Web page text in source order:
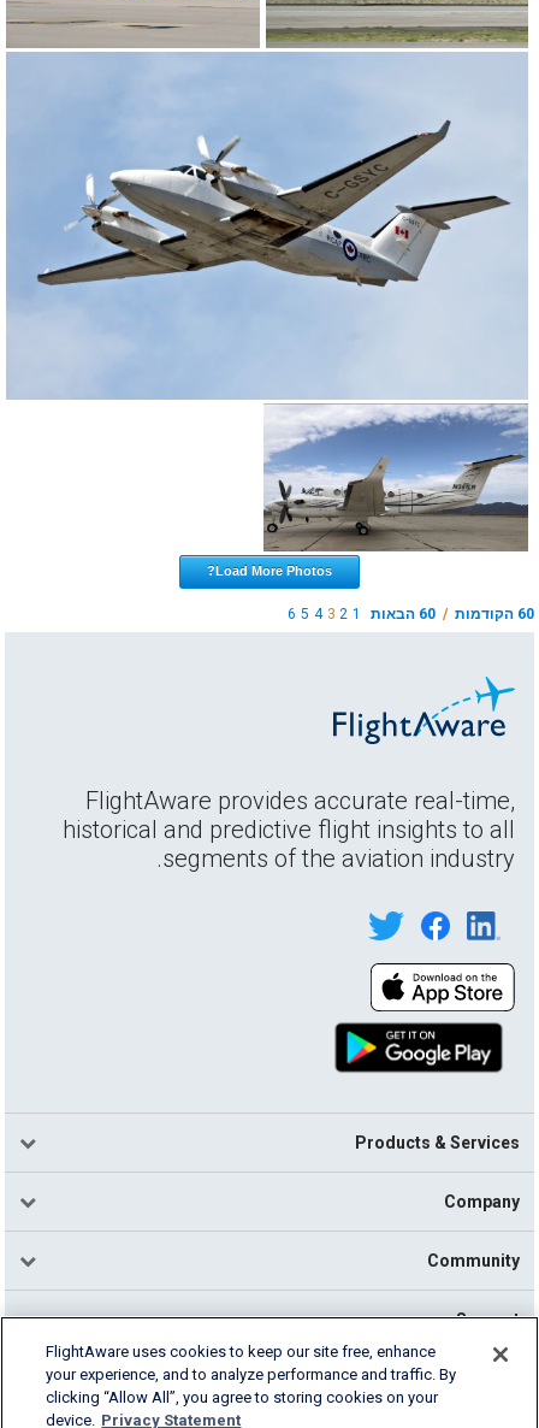
Load More Photos?
60 הקודמות /60 הבאות 1
2
3
4
5
6
FlightAware provides accurate real-time,
historical and predictive flight insights to all
segments of the aviation industry.
Products & Services
Company
Community
Support
FlightAware uses cookies to keep our site free, enhance
your experience, and to analyze performance and traffic. By
clicking “Allow All”, you agree to storing cookies on your
device. Privacy Statement